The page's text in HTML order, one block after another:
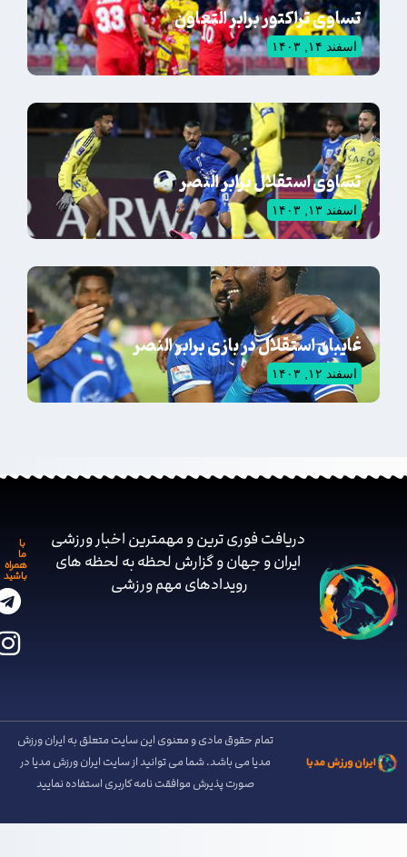
تساوی تراکتور برابر التعاون
اسفند ۱۴, ۱۴۰۳
تساوی استقلال برابر النصر
اسفند ۱۳, ۱۴۰۳
غایبان استقلال در بازی برابر النصر
اسفند ۱۲, ۱۴۰۳
دریافت فوری ترین و مهمترین اخبار ورزشی
ایران و جهان و گزارش لحظه به لحظه های
رویدادهای مهم ‌ورزشی
همراه
باشید
تمام حقوق مادی و معنوی این سایت متعلق به ایران ورزش
مدیا می باشد. شما می توانید از سایت ایران ورزش مدیا در
صورت پذیرش موافقت نامه کاربری استفاده نمایید